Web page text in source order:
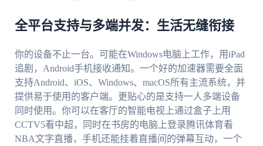
全平台支持与多端并发：生活无缝衔接
你的设备不止一台。可能在Windows电脑上工作，用iPad
追剧，Android手机接收通知。一个好的加速器需要全面
支持Android、iOS、Windows、macOS所有主流系统，并
提供易于使用的客户端。更贴心的是支持一人多端设备
同时使用。你可以在客厅的智能电视上通过盒子上用
CCTV5看中超，同时在书房的电脑上登录腾讯体育看
NBA文字直播，手机还能挂着直播间的弹幕互动，一个